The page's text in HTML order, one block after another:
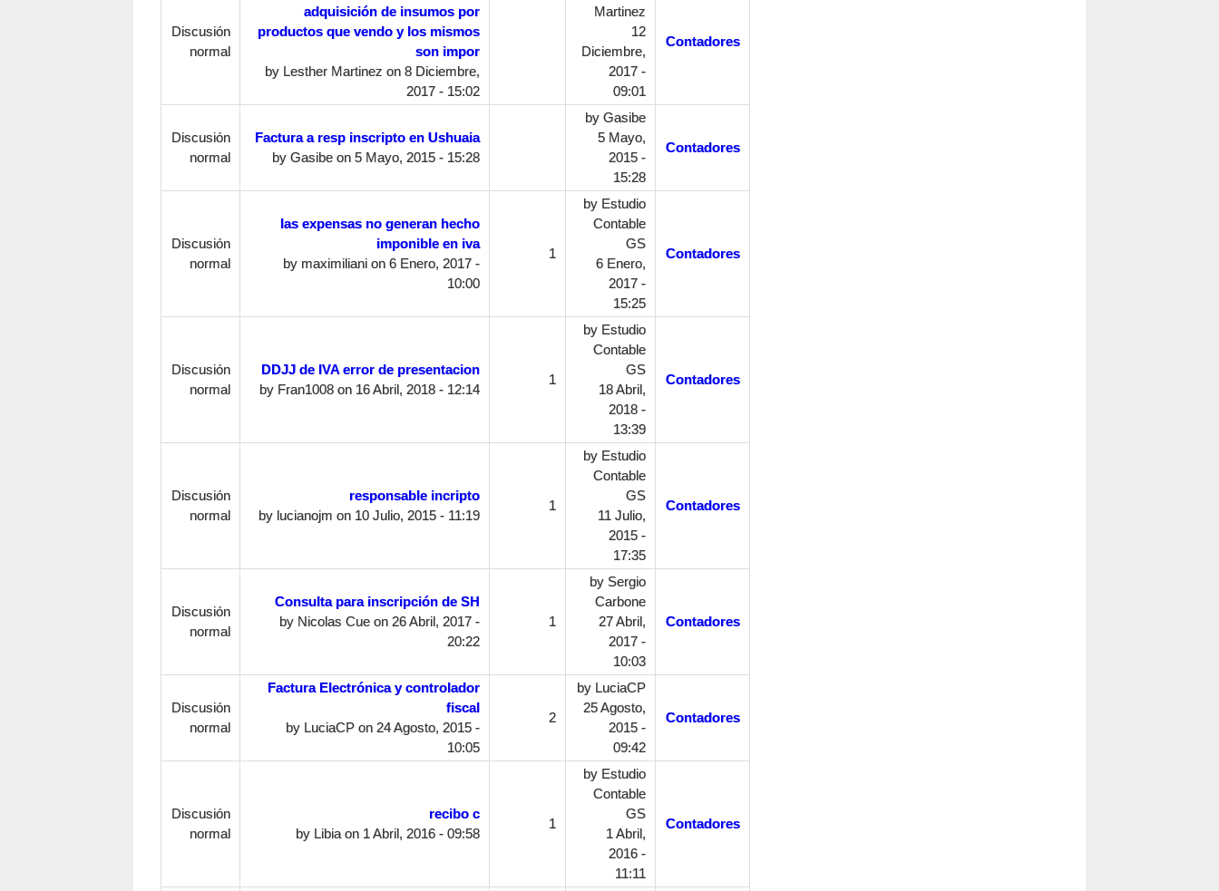
Discusión
normal
adquisición de insumos por
productos que vendo y los mismos
son impor
by Lesther Martinez on 8 Diciembre,
2017 - 15:02
Martinez
12
Diciembre,
2017 -
09:01
Contadores
Discusión
normal
Factura a resp inscripto en Ushuaia
by Gasibeon 5 Mayo, 2015 - 15:28
by Gasibe
5 Mayo,
2015 -
15:28
Contadores
Discusión
normal
las expensas no generan hecho
imponible en iva
by maximilianion 6 Enero, 2017 -
10:00
1
by Estudio
Contable
GS
6 Enero,
2017 -
15:25
Contadores
Discusión
normal
DDJJ de IVA error de presentacion
by Fran1008on 16 Abril, 2018 - 12:14
1
by Estudio
Contable
GS
18 Abril,
2018 -
13:39
Contadores
Discusión
normal
responsable incripto
by lucianojm on 10 Julio, 2015 - 11:19
1
by Estudio
Contable
GS
11 Julio,
2015 -
17:35
Contadores
Discusión
normal
Consulta para inscripción de SH
by Nicolas Cueon 26 Abril, 2017 -
20:22
1
by Sergio
Carbone
27 Abril,
2017 -
10:03
Contadores
Discusión
normal
Factura Electrónica y controlador
fiscal
by LuciaCPon 24 Agosto, 2015 -
10:05
2
by LuciaCP
25 Agosto,
2015 -
09:42
Contadores
Discusión
normal
recibo c
by Libiaon 1 Abril, 2016 - 09:58
1
by Estudio
Contable
GS
1 Abril,
2016 -
11:11
Contadores